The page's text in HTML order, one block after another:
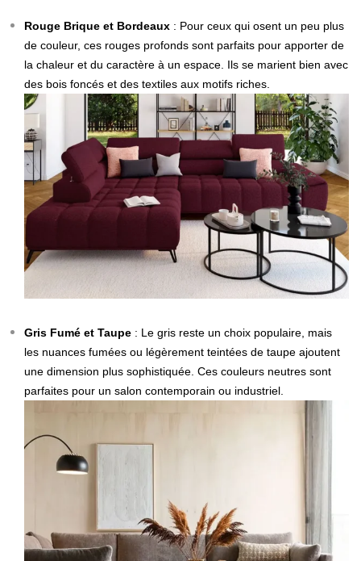
Rouge Brique et Bordeaux : Pour ceux qui osent un peu plus
de couleur, ces rouges profonds sont parfaits pour apporter de
la chaleur et du caractère à un espace. Ils se marient bien avec
des bois foncés et des textiles aux motifs riches.
Gris Fumé et Taupe : Le gris reste un choix populaire, mais
les nuances fumées ou légèrement teintées de taupe ajoutent
une dimension plus sophistiquée. Ces couleurs neutres sont
parfaites pour un salon contemporain ou industriel.